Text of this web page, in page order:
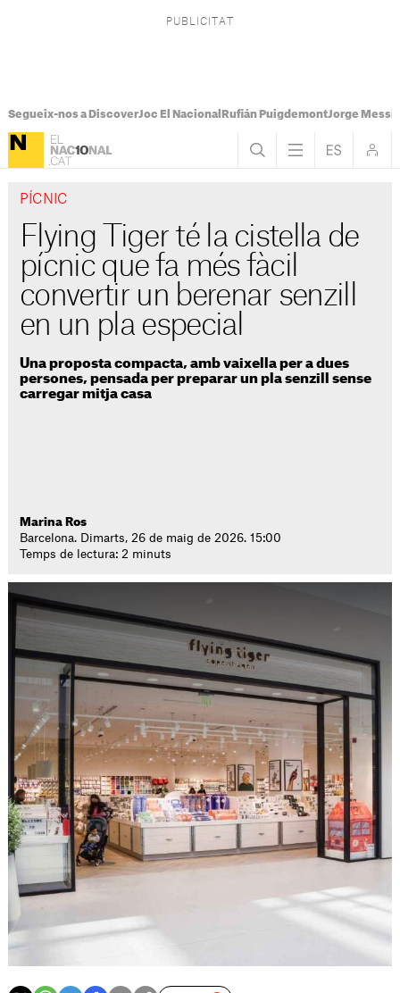
Segueix-nos a DiscoverJoc El Nacional Rufián PuigdemontJorge Messi
PÍCNIC
Flying Tiger té la cistella de
pícnic que fa més fàcil
convertir un berenar senzill
en un pla especial
Una proposta compacta, amb vaixella per a dues
persones, pensada per preparar un pla senzill sense
carregar mitja casa
Marina Ros
Barcelona. Dimarts, 26 de maig de 2026. 15:00
Temps de lectura: 2 minuts